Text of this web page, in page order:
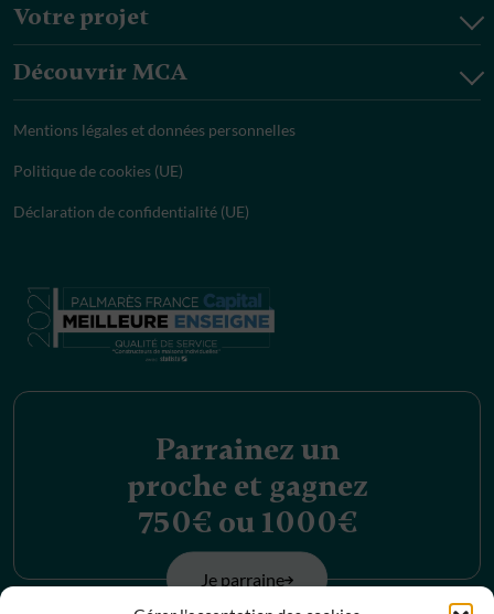
Votre projet
Découvrir MCA
Mentions légales et données personnelles
Politique de cookies (UE)
Déclaration de confidentialité (UE)
Parrainez un
proche et gagnez
750€ ou 1000€
Je parraine